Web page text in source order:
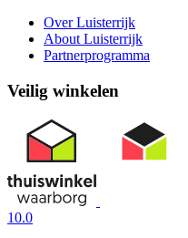
Over Luisterrijk
About Luisterrijk
Partnerprogramma
Veilig winkelen
10.0